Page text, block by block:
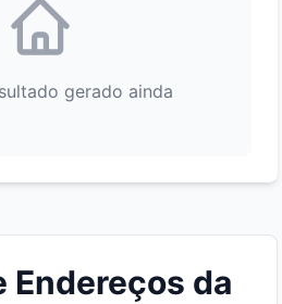
gerado ainda
Endereços da